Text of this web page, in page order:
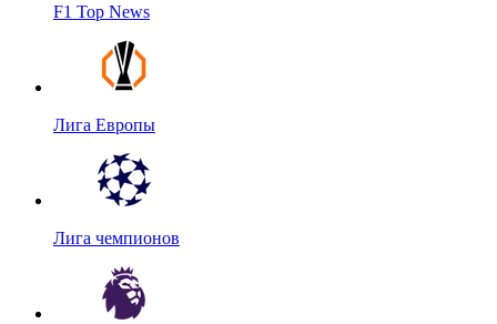
F1 Top News
Лига Европы
Лига чемпионов